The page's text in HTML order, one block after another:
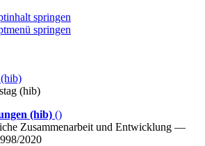
springen
springen
(hib)
(hib) ()
Zusammenarbeit und Entwicklung —
2020